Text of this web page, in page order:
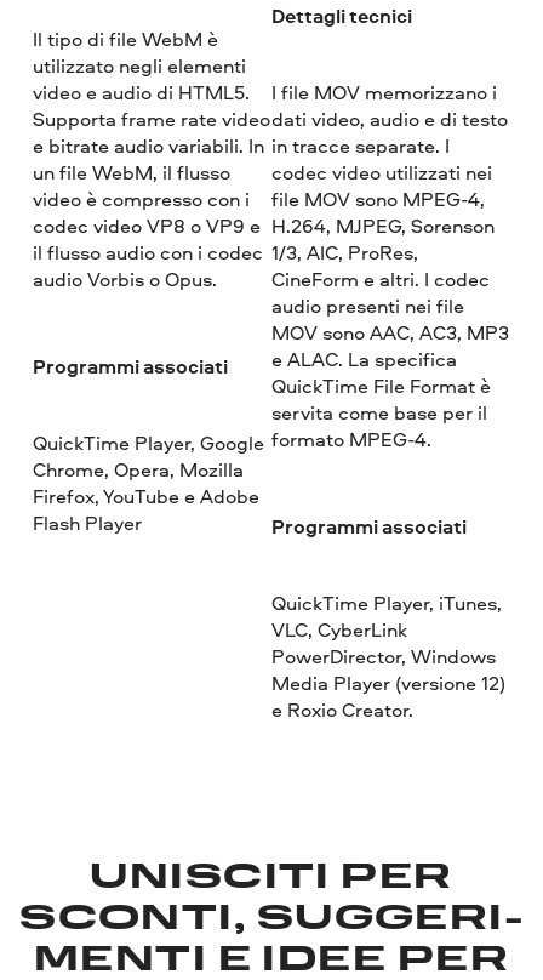
Il tipo di file WebM è
utilizzato negli elementi
video e audio di HTML5.
Supporta frame rate video
e bitrate audio variabili. In
un file WebM, il flusso
video è compresso con i
codec video VP8 o VP9 e
il flusso audio con i codec
audio Vorbis o Opus.
Programmi associati
QuickTime Player, Google
Chrome, Opera, Mozilla
Firefox, YouTube e Adobe
Flash Player
Dettagli tecnici
I file MOV memorizzano i
dati video, audio e di testo
in tracce separate. I
codec video utilizzati nei
file MOV sono MPEG-4,
H.264, MJPEG, Sorenson
1/3, AIC, ProRes,
CineForm e altri. I codec
audio presenti nei file
MOV sono AAC, AC3, MP3
e ALAC. La specifica
QuickTime File Format è
servita come base per il
formato MPEG-4.
Programmi associati
QuickTime Player, iTunes,
VLC, CyberLink
PowerDirector, Windows
Media Player (versione 12)
e Roxio Creator.
UNISCITI PER
SCONTI, SUGGERI­
MENTI E IDEE PER